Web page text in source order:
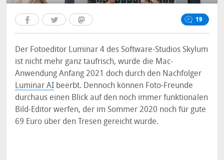
19
Der Fotoeditor Luminar 4 des Software-Studios Skylum
ist nicht mehr ganz taufrisch, wurde die Mac-
Anwendung Anfang 2021 doch durch den Nachfolger
Luminar AI beerbt. Dennoch können Foto-Freunde
durchaus einen Blick auf den noch immer funktionalen
Bild-Editor werfen, der im Sommer 2020 noch für gute
69 Euro über den Tresen gereicht wurde.